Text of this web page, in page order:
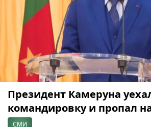
Президент Камеруна
командировку и пропал
СМИ